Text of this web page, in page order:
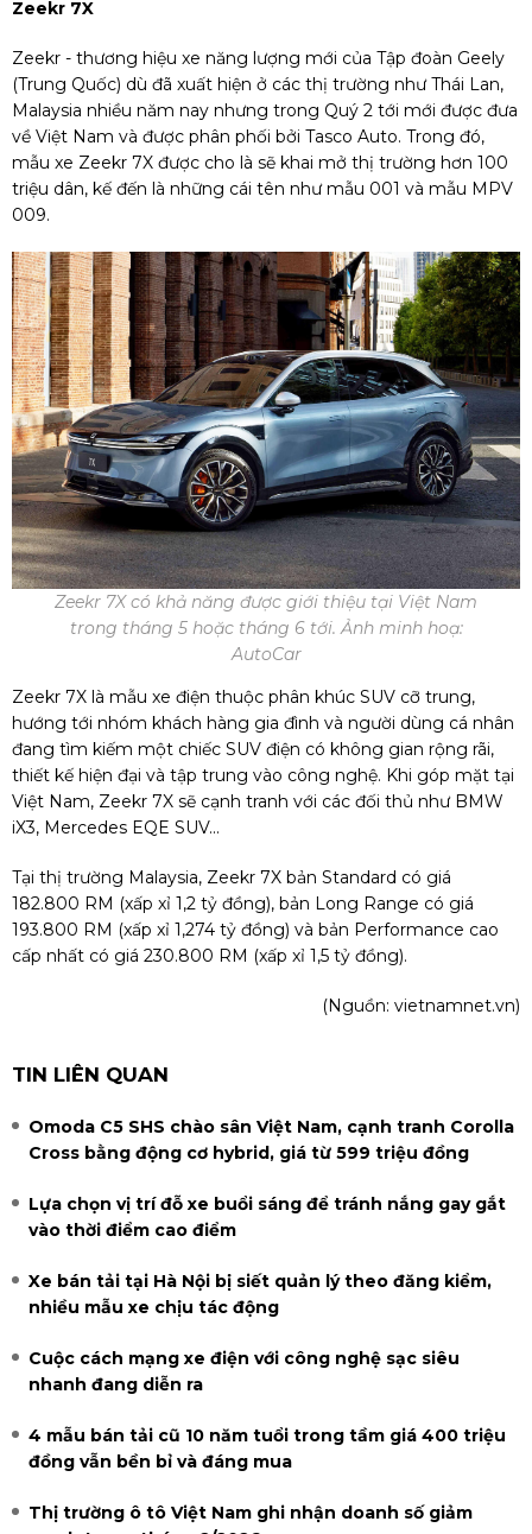
Zeekr 7X
Zeekr - thương hiệu xe năng lượng mới của Tập đoàn Geely
(Trung Quốc) dù đã xuất hiện ở các thị trường như Thái Lan,
Malaysia nhiều năm nay nhưng trong Quý 2 tới mới được đưa
về Việt Nam và được phân phối bởi Tasco Auto. Trong đó,
mẫu xe Zeekr 7X được cho là sẽ khai mở thị trường hơn 100
triệu dân, kế đến là những cái tên như mẫu 001 và mẫu MPV
009.
Zeekr 7X có khả năng được giới thiệu tại Việt Nam
trong tháng 5 hoặc tháng 6 tới. Ảnh minh hoạ:
AutoCar
Zeekr 7X là mẫu xe điện thuộc phân khúc SUV cỡ trung,
hướng tới nhóm khách hàng gia đình và người dùng cá nhân
đang tìm kiếm một chiếc SUV điện có không gian rộng rãi,
thiết kế hiện đại và tập trung vào công nghệ. Khi góp mặt tại
Việt Nam, Zeekr 7X sẽ cạnh tranh với các đối thủ như BMW
iX3, Mercedes EQE SUV...
Tại thị trường Malaysia, Zeekr 7X bản Standard có giá
182.800 RM (xấp xỉ 1,2 tỷ đồng), bản Long Range có giá
193.800 RM (xấp xỉ 1,274 tỷ đồng) và bản Performance cao
cấp nhất có giá 230.800 RM (xấp xỉ 1,5 tỷ đồng).
(Nguồn: vietnamnet.vn)
TIN LIÊN QUAN
Omoda C5 SHS chào sân Việt Nam, cạnh tranh Corolla
Cross bằng động cơ hybrid, giá từ 599 triệu đồng
Lựa chọn vị trí đỗ xe buổi sáng để tránh nắng gay gắt
vào thời điểm cao điểm
Xe bán tải tại Hà Nội bị siết quản lý theo đăng kiểm,
nhiều mẫu xe chịu tác động
Cuộc cách mạng xe điện với công nghệ sạc siêu
nhanh đang diễn ra
4 mẫu bán tải cũ 10 năm tuổi trong tầm giá 400 triệu
đồng vẫn bền bỉ và đáng mua
Thị trường ô tô Việt Nam ghi nhận doanh số giảm